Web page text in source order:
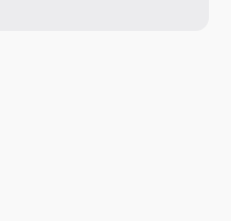
ejercitar sus
y portabilidad,
de sus datos con
remitir a Plaza de
bien a